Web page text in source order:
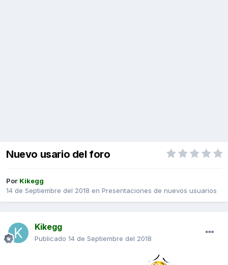
Nuevo usario del foro
Por Kikegg
14 de Septiembre del 2018 en Presentaciones de nuevos usuarios
Kikegg
Publicado 14 de Septiembre del 2018